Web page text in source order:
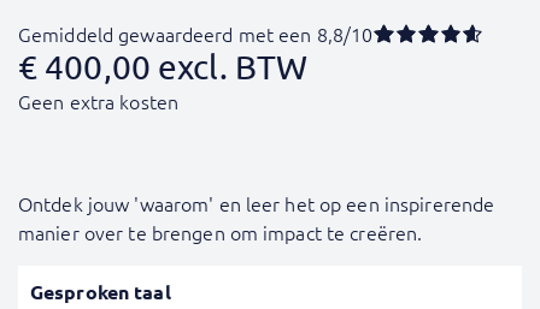
Gemiddeld gewaardeerd met een 8,8/10
€ 400,00 excl. BTW
Geen extra kosten
Ontdek jouw 'waarom' en leer het op een inspirerende
manier over te brengen om impact te creëren.
Gesproken taal